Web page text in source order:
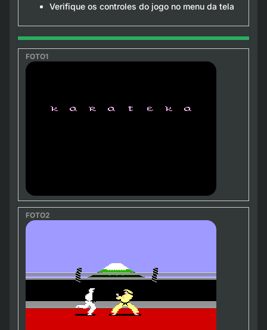
Verifique os controles do jogo no menu da tela